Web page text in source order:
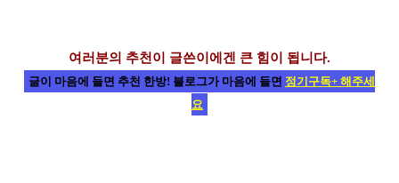
여러분의 추천이 글쓴이에겐 큰 힘이 됩니다.
글이 마음에 들면 추천 한방! 블로그가 마음에 들면 정기구독+ 해주세
요